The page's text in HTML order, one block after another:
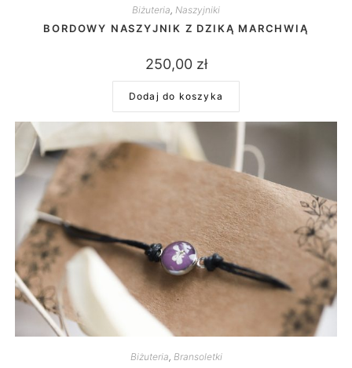
Biżuteria, Naszyjniki
BORDOWY NASZYJNIK Z DZIKĄ MARCHWIĄ
250,00 zł
Dodaj do koszyka
Biżuteria, Bransoletki